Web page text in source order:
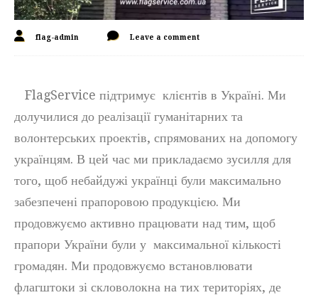
flag-admin Leave a comment
FlagService підтримує клієнтів в Україні. Ми
долучилися до реалізації гуманітарних та
волонтерських проектів, спрямованих на допомогу
українцям. В цей час ми прикладаємо зусилля для
того, щоб небайдужі українці були максимально
забезпечені прапоровою продукцією. Ми
продовжуємо активно працювати над тим, щоб
прапори України були у максимальної кількості
громадян. Ми продовжуємо встановлювати
флагштоки зі скловолокна на тих територіях, де